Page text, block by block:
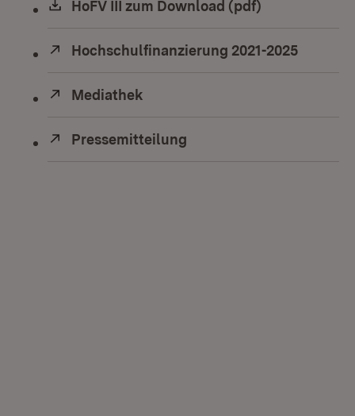
Download:
HoFV III zum Download (pdf)
Extern:
Hochschulfinanzierung 2021-2025
Extern:
Mediathek
Extern:
Pressemitteilung